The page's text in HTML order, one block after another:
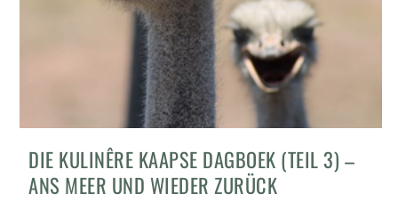
DIE KULINÊRE KAAPSE DAGBOEK (TEIL 3) –
ANS MEER UND WIEDER ZURÜCK